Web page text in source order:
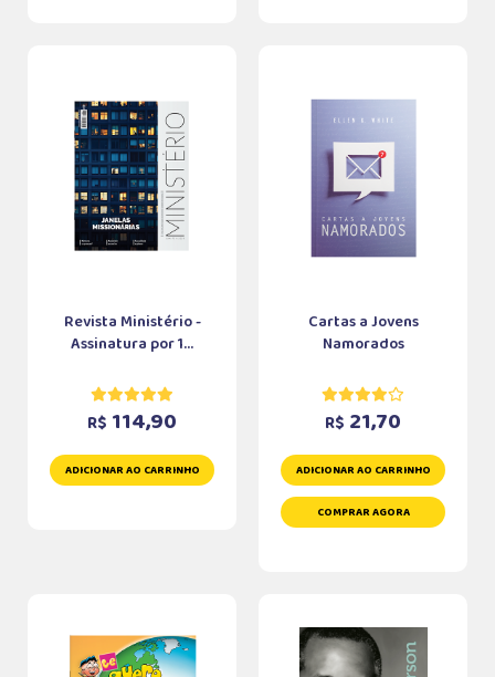
Revista Ministério -
Assinatura por 1...
R$ 114,90
ADICIONAR AO CARRINHO
Cartas a Jovens
Namorados
R$ 21,70
ADICIONAR AO CARRINHO
COMPRAR AGORA